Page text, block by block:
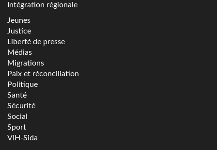
Intégration régionale
Jeunes
Justice
Liberté de presse
Médias
Migrations
Paix et réconciliation
Politique
Santé
Sécurité
Social
Sport
VIH-Sida